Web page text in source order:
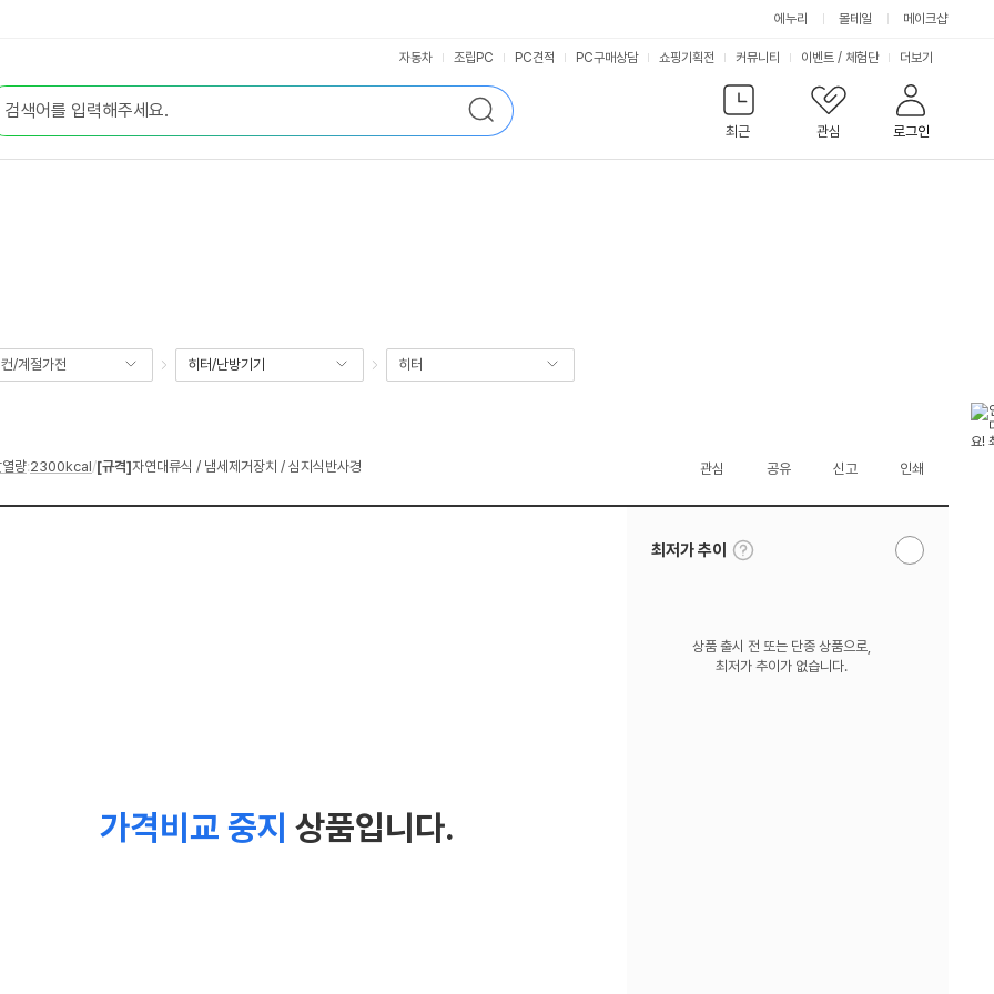
에누리 몰테일 메이크샵
검
색
최근
관심 로그인
자동차 조립PC PC견적 PC구매상담 쇼핑기획전 커뮤니티 이벤트 / 체험단 서
비
스
더보기
/계절가전 히터/난방기기 히터
량:2300kcal/[규격]자연대류식 / 냄세제거장치 / 심지식반사경 관심 공유 신고 인쇄
가격비교 중지 상품입니다.
최저가 추이
툴
팁
알
상품 출시 전 또는 단종 상품으로,
최저가 추이가 없습니다.